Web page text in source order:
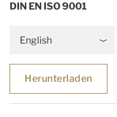
DIN EN ISO 9001
English
Herunterladen